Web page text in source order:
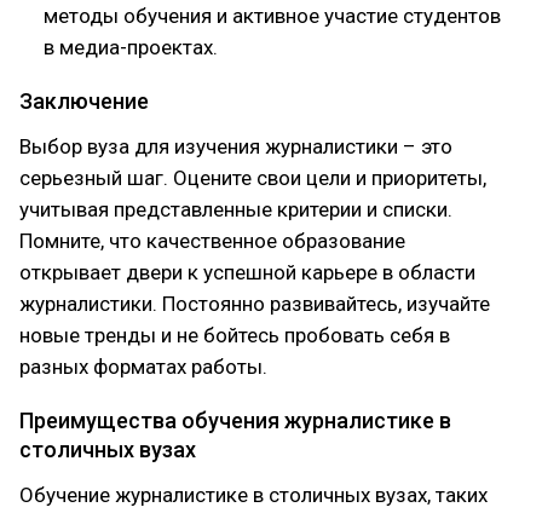
методы обучения и активное участие студентов
в медиа-проектах.
Заключение
Выбор вуза для изучения журналистики – это
серьезный шаг. Оцените свои цели и приоритеты,
учитывая представленные критерии и списки.
Помните, что качественное образование
открывает двери к успешной карьере в области
журналистики. Постоянно развивайтесь, изучайте
новые тренды и не бойтесь пробовать себя в
разных форматах работы.
Преимущества обучения журналистике в
столичных вузах
Обучение журналистике в столичных вузах, таких